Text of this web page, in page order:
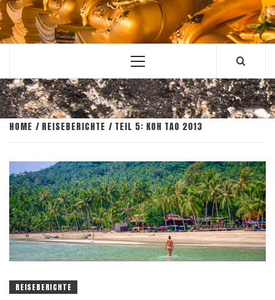
Primary
HOME REISEBERICHTE TEIL 5: KOH TAO 2013
REISEBERICHTE